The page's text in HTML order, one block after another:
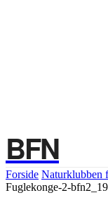
BFN
Forside Naturklubben
Fuglekonge-2-